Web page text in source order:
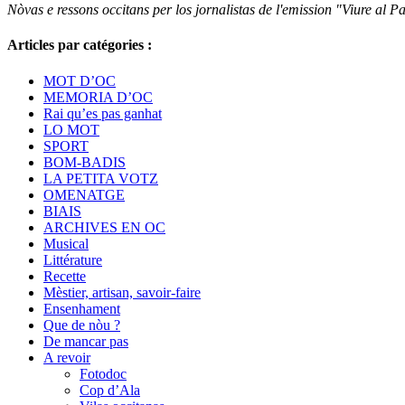
Nòvas e ressons occitans per los jornalistas de l'emission "Viure al
Articles par catégories :
MOT D’OC
MEMORIA D’OC
Rai qu’es pas ganhat
LO MOT
SPORT
BOM-BADIS
LA PETITA VOTZ
OMENATGE
BIAIS
ARCHIVES EN OC
Musical
Littérature
Recette
Mèstier, artisan, savoir-faire
Ensenhament
Que de nòu ?
De mancar pas
A revoir
Fotodoc
Cop d’Ala